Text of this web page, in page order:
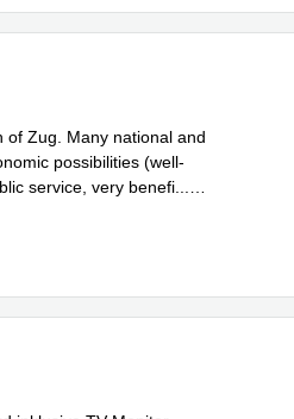
of Zug. Many national and
possibilities (well-
service, very benefi